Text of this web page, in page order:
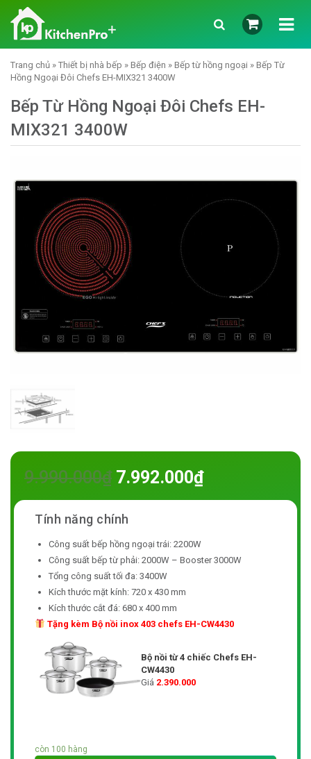
Trang chủ » Thiết bị nhà bếp » Bếp điện » Bếp từ hồng ngoại » Bếp Từ
Hồng Ngoại Đôi Chefs EH-MIX321 3400W
Bếp Từ Hồng Ngoại Đôi Chefs EH-
MIX321 3400W
9.990.000₫ 7.992.000₫
Công suất bếp hồng ngoại trái: 2200W
Công suất bếp từ phải: 2000W – Booster 3000W
Tổng công suất tối đa: 3400W
Kích thước mặt kính: 720 x 430 mm
Kích thước cắt đá: 680 x 400 mm
Tặng kèm Bộ nồi inox 403 chefs EH-CW4430
Bộ nồi từ 4 chiếc Chefs EH-
CW4430
Giá 2.390.000
còn 100 hàng